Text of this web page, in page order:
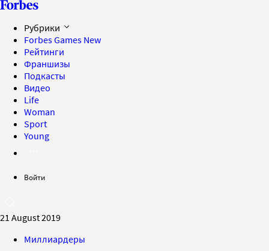
Рубрики
Forbes Games New
Рейтинги
Франшизы
Подкасты
Видео
Life
Woman
Sport
Young
Войти
21 August 2019
Миллиардеры